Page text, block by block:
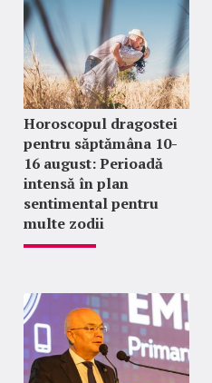
Horoscopul dragostei
pentru săptămâna 10-
16 august: Perioadă
intensă în plan
sentimental pentru
multe zodii